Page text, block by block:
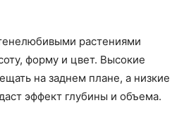
растениями
форму и цвет. Высокие
на заднем плане, а низкие
эффект глубины и объема.